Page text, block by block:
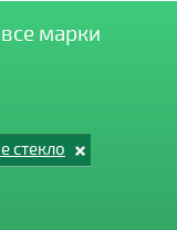
марки
стекло